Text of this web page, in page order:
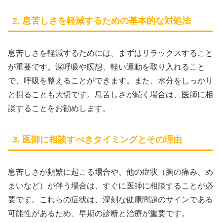
2. 息苦しさを軽減するための基本的な対処法
息苦しさを軽減するためには、まずはリラックスすること
が重要です。深呼吸や瞑想、軽い運動を取り入れること
で、呼吸を整えることができます。また、水分をしっかり
と摂ることも大切です。息苦しさが続く場合は、医師に相
談することをお勧めします。
3. 医師に相談すべきタイミングとその理由
息苦しさが頻繁に起こる場合や、他の症状（胸の痛み、め
まいなど）が伴う場合は、すぐに医師に相談することが必
要です。これらの症状は、深刻な健康問題のサインである
可能性があるため、早期の診断と治療が重要です。